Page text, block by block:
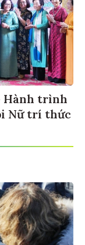
Hành trình
Nữ trí thức